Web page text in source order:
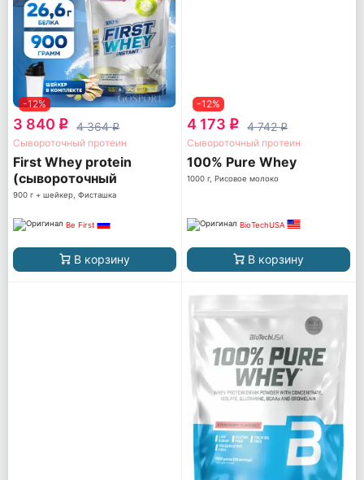
-12%
3 840 q 4 364q
Сывороточный протеин
First Whey protein
(сывороточный
протеин)
900 г + шейкер, Фисташка
Be First
В корзину
-12%
4 173 q 4 742q
Сывороточный протеин
100% Pure Whey
1000 г, Рисовое молоко
BioTechUSA
В корзину